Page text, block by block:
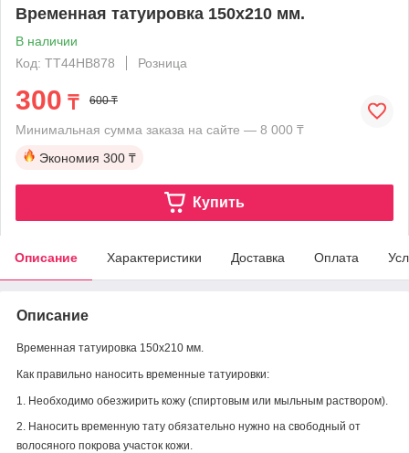
Временная татуировка 150х210 мм.
В наличии
Код: TT44HB878
Розница
300 ₸ 600 ₸
Минимальная сумма заказа на сайте — 8 000 ₸
Экономия 300 ₸
Купить
Описание Характеристики Доставка Оплата
Описание
Временная татуировка 150х210 мм.
Как правильно наносить временные татуировки:
1. Необходимо обезжирить кожу (спиртовым или мыльным раствором).
2. Наносить временную тату обязательно нужно на свободный от
волосяного покрова участок кожи.